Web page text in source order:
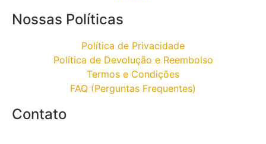
Nossas Políticas
Política de Privacidade
Política de Devolução e Reembolso
Termos e Condições
FAQ (Perguntas Frequentes)
Contato